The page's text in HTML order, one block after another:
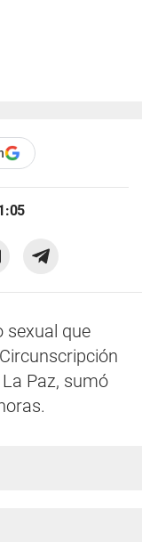
sexual que
Paz, sumó